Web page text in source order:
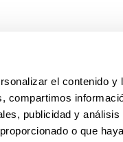
el contenido y
compartimos
publicidad y análisis
o que